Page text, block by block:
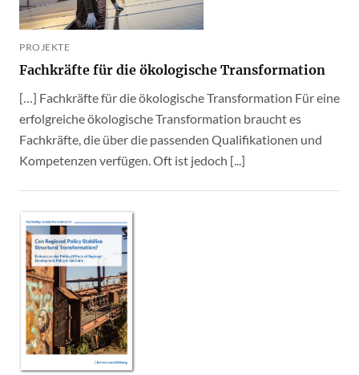
PROJEKTE
Fachkräfte für die ökologische Transformation
[…] Fachkräfte für die ökologische Transformation Für eine
erfolgreiche ökologische Transformation braucht es
Fachkräfte, die über die passenden Qualifikationen und
Kompetenzen verfügen. Oft ist jedoch [...]